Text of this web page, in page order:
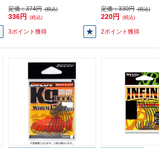
定価：374円 (税込)
336円 (税込)
3ポイント獲得
定価：330円 (税込)
220円 (税込)
2ポイント獲得